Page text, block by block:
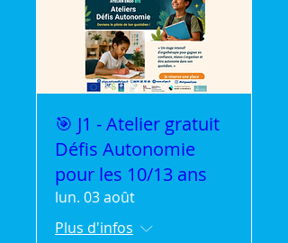
🎯 J1 - Atelier gratuit
Défis Autonomie
pour les 10/13 ans
lun. 03 août
Plus d'infos